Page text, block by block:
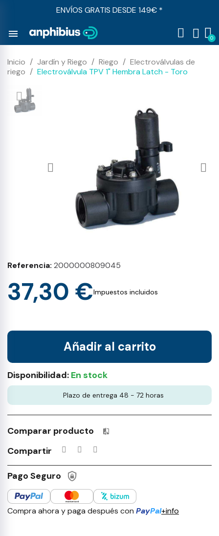
ENVÍOS GRATIS DESDE 149€ *
menu
Inicio Jardín y Riego Riego
Electroválvulas de
riego
Electroválvula TPV 1" Hembra Latch - Toro
Referencia 2000000809045
37,30 €Impuestos incluidos
Añadir al carrito
Disponibilidad: En stock
Plazo de entrega 48 - 72 horas
Comparar producto Productos incluidos en tu lista
Compartir
Pago Seguro
Compra ahora y paga después con PayPal+info